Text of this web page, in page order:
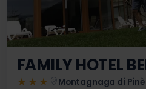
FAMILY HOTEL
★★★ Montagnaga di Pinè